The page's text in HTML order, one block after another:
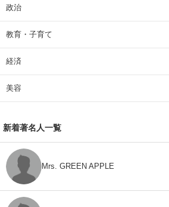
政治
教育・子育て
経済
美容
新着著名人一覧
Mrs. GREEN APPLE